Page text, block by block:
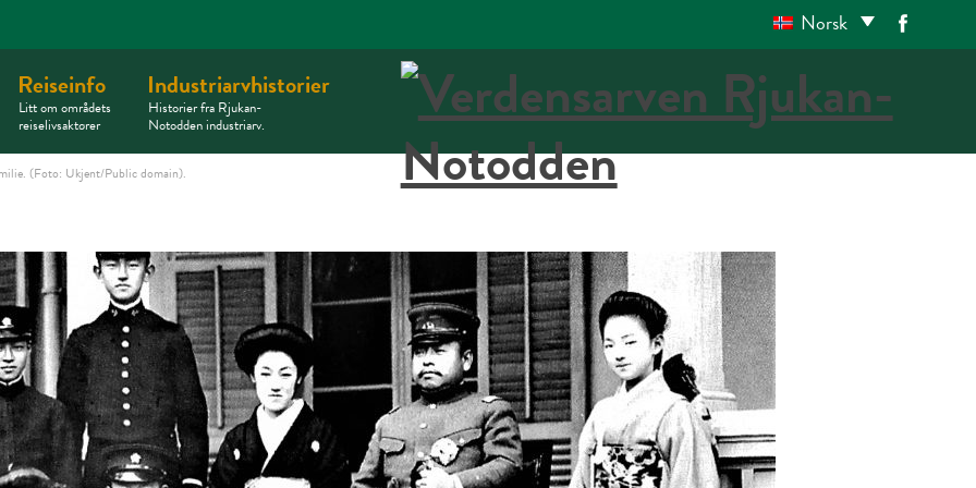
Norsk
Reiseinfo
Litt om områdets
reiselivsaktører
Industriarvhistorier
Historier fra Rjukan-
Notodden industriarv.
(Foto: Ukjent/Public domain).